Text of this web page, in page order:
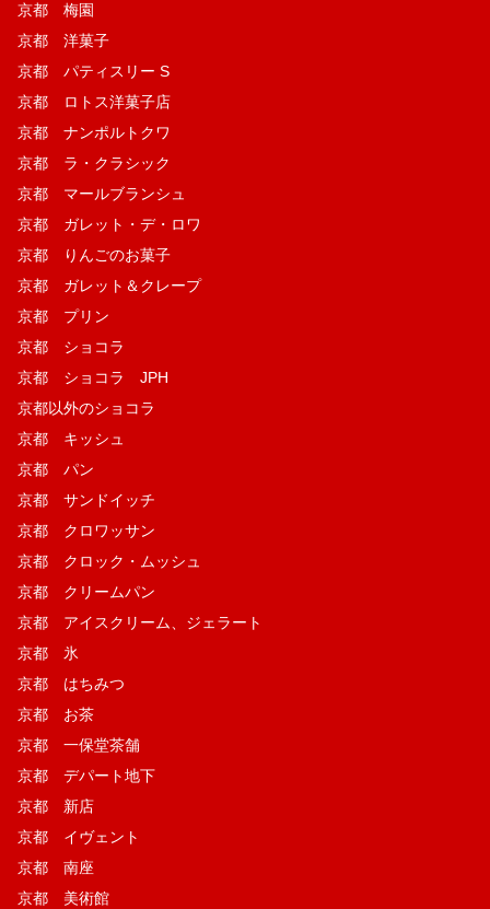
京都 梅園
京都 洋菓子
京都 パティスリー S
京都 ロトス洋菓子店
京都 ナンポルトクワ
京都 ラ・クラシック
京都 マールブランシュ
京都 ガレット・デ・ロワ
京都 りんごのお菓子
京都 ガレット＆クレープ
京都 プリン
京都 ショコラ
京都 ショコラ JPH
京都以外のショコラ
京都 キッシュ
京都 パン
京都 サンドイッチ
京都 クロワッサン
京都 クロック・ムッシュ
京都 クリームパン
京都 アイスクリーム、ジェラート
京都 氷
京都 はちみつ
京都 お茶
京都 一保堂茶舗
京都 デパート地下
京都 新店
京都 イヴェント
京都 南座
京都 美術館